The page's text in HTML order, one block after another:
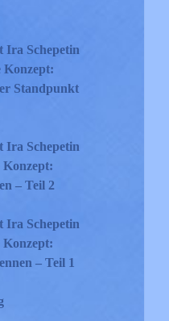
Ira Schepetin
Konzept:
Standpunkt
Ira Schepetin
Konzept:
– Teil 2
Ira Schepetin
Konzept:
– Teil 1